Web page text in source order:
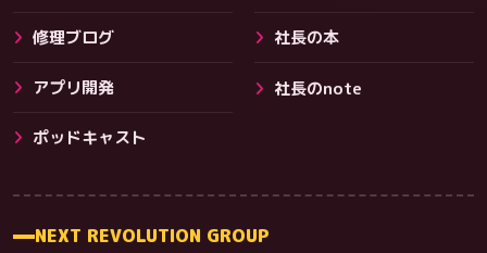
その他サービス
修理ブログ 社長の本
アプリ開発 社長のnote
ポッドキャスト
NEXT REVOLUTION GROUP